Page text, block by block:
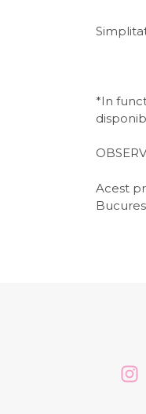
*In
Acest